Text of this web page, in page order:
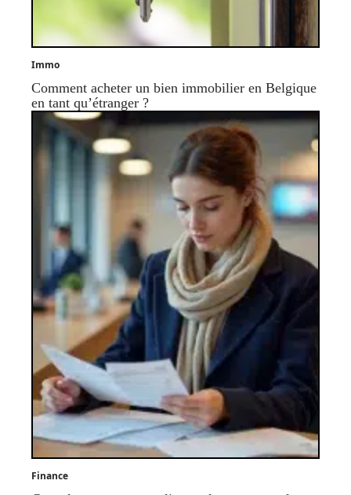
Immo
Comment acheter un bien immobilier en Belgique
en tant qu’étranger ?
Finance